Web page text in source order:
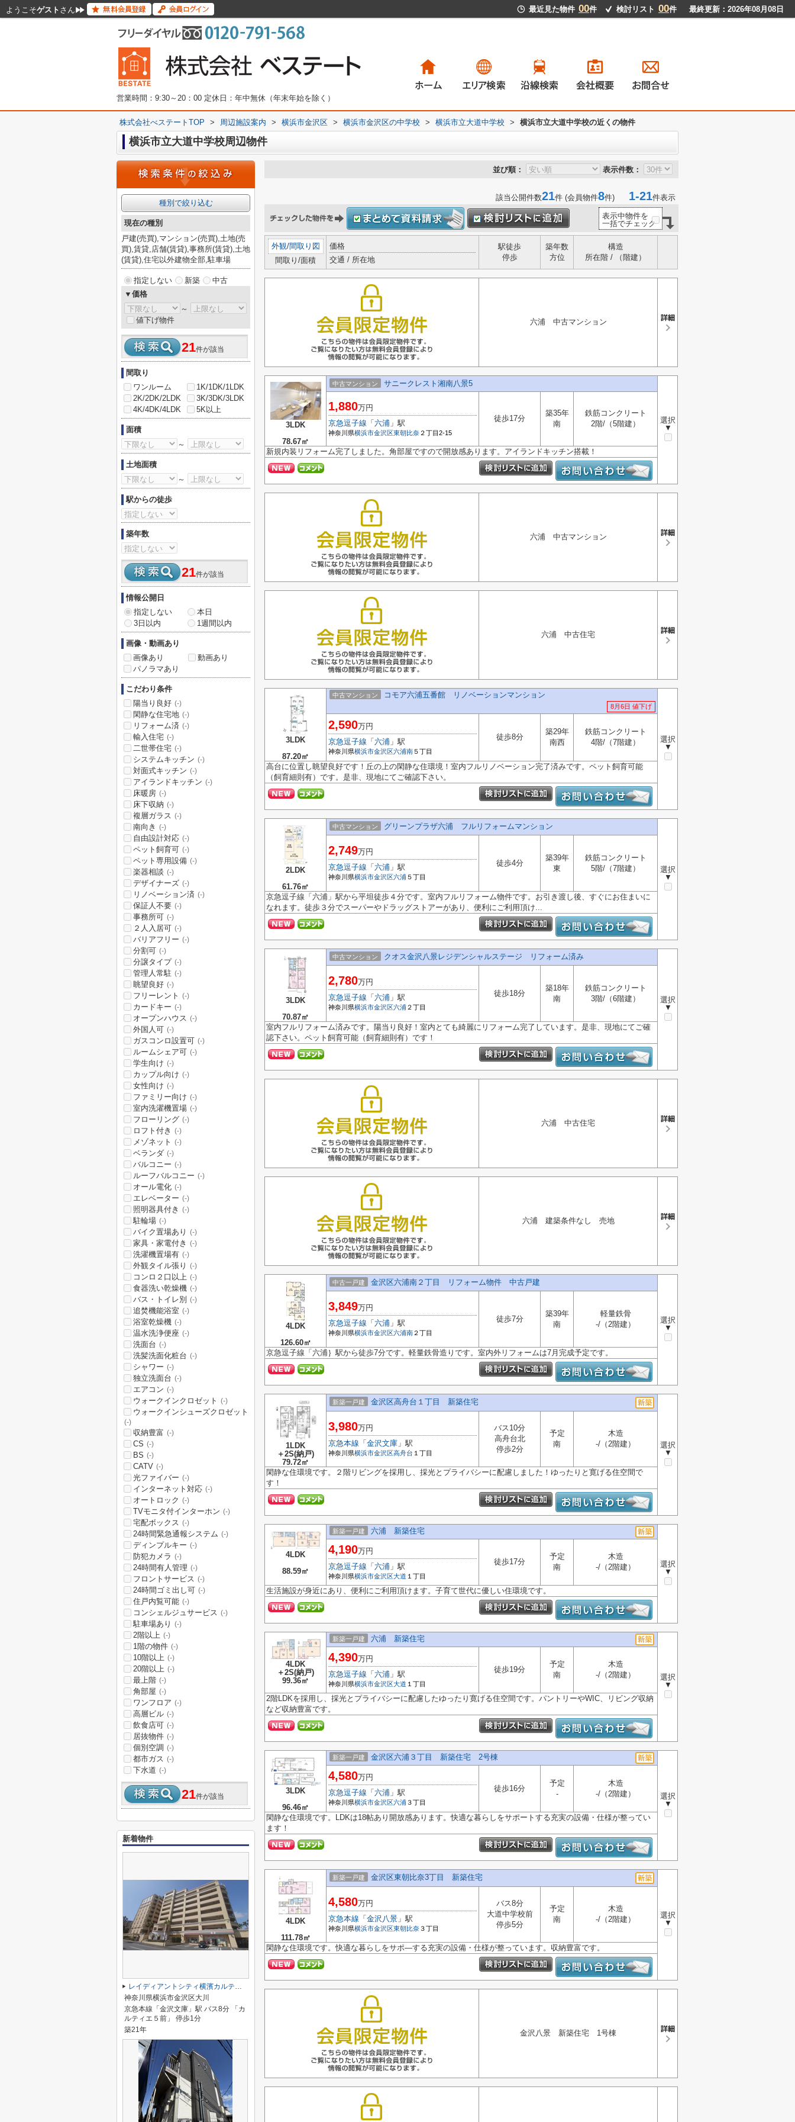
ようこそゲスト さん 最近見た物件 00件 検討リスト 00件 最終更新：2026年08月08日
一戸建て
マンション
土地
賃貸物件 一戸建て
マンション
土地
賃貸物件
営業時間：9:30～20：00 定休日：年中無休（年末年始を除く）
株式会社べステートTOP > 周辺施設案内 > 横浜市金沢区 > 横浜市金沢区の中学校 > 横浜市立大道中学校 > 横浜市立大道中学校の近くの物件
横浜市立大道中学校周辺物件
並び順： 表示件数：
該当公開件数21件 (会員物件8件) 1-21件表示
表示中物件を
一括でチェック
外観/間取り図
間取り/面積
価格
交通 / 所在地
駅徒歩
停歩
築年数
方位
構造
所在階 / （階建）
六浦 中古マンション
3LDK
78.67㎡
中古マンション サニークレスト湘南八景5
選択
▼
1,880万円
京急逗子線 「 六浦 」駅
神奈川県横浜市金沢区東朝比奈 ２丁目2-15
徒歩17分
築35年
南
鉄筋コンクリート
2階/（5階建）
新規内装リフォーム完了しました。角部屋ですので開放感あります。アイランドキッチン搭載！
六浦 中古マンション
六浦 中古住宅
3LDK
87.20㎡
中古マンション コモア六浦五番館 リノベーションマンション
8月6日 値下げ
選択
▼
2,590万円
京急逗子線 「 六浦 」駅
神奈川県横浜市金沢区六浦南 ５丁目
徒歩8分
築29年
南西
鉄筋コンクリート
4階/（7階建）
高台に位置し眺望良好です！丘の上の閑静な住環境！室内フルリノベーション完了済みです。ペット飼育可能
（飼育細則有）です。是非、現地にてご確認下さい。
2LDK
61.76㎡
中古マンション グリーンプラザ六浦 フルリフォームマンション
選択
▼
2,749万円
京急逗子線 「 六浦 」駅
神奈川県横浜市金沢区六浦 ５丁目
徒歩4分
築39年
東
鉄筋コンクリート
5階/（7階建）
京急逗子線「六浦」駅から平坦徒歩４分です。室内フルリフォーム物件です。お引き渡し後、すぐにお住まいに
なれます。徒歩３分でスーパーやドラッグストアーがあり、便利にご利用頂け...
3LDK
70.87㎡
中古マンション クオス金沢八景レジデンシャルステージ リフォーム済み
選択
▼
2,780万円
京急逗子線 「 六浦 」駅
神奈川県横浜市金沢区六浦 ２丁目
徒歩18分
築18年
南
鉄筋コンクリート
3階/（6階建）
室内フルリフォーム済みです。陽当り良好！室内とても綺麗にリフォーム完了しています。是非、現地にてご確
認下さい。ペット飼育可能（飼育細則有）です！
六浦 中古住宅
六浦 建築条件なし 売地
4LDK
126.60㎡
中古一戸建 金沢区六浦南２丁目 リフォーム物件 中古戸建
選択
▼
3,849万円
京急逗子線 「 六浦 」駅
神奈川県横浜市金沢区六浦南 ２丁目
徒歩7分
築39年
南
軽量鉄骨
-/（2階建）
京急逗子線「六浦｝駅から徒歩7分です。軽量鉄骨造りです。室内外リフォームは7月完成予定です。
1LDK
＋2S(納戸)
79.72㎡
新築一戸建 金沢区高舟台１丁目 新築住宅
選択
▼
3,980万円
京急本線 「 金沢文庫 」駅
神奈川県横浜市金沢区高舟台 １丁目
バス10分
高舟台北
停歩2分
予定
南
木造
-/（2階建）
閑静な住環境です。２階リビングを採用し、採光とプライバシーに配慮しました！ゆったりと寛げる住空間で
す！
4LDK
88.59㎡
新築一戸建 六浦 新築住宅
選択
▼
4,190万円
京急逗子線 「 六浦 」駅
神奈川県横浜市金沢区大道 １丁目
徒歩17分
予定
南
木造
-/（2階建）
生活施設が身近にあり、便利にご利用頂けます。子育て世代に優しい住環境です。
4LDK
＋2S(納戸)
99.36㎡
新築一戸建 六浦 新築住宅
選択
▼
4,390万円
京急逗子線 「 六浦 」駅
神奈川県横浜市金沢区大道 １丁目
徒歩19分
予定
南
木造
-/（2階建）
2階LDKを採用し、採光とプライバシーに配慮したゆったり寛げる住空間です。パントリーやWIC、リビング収納
など収納豊富です。
3LDK
96.46㎡
新築一戸建 金沢区六浦３丁目 新築住宅 2号棟
選択
▼
4,580万円
京急逗子線 「 六浦 」駅
神奈川県横浜市金沢区六浦３丁目
徒歩16分
予定
-
木造
-/（2階建）
閑静な住環境です。LDKは18帖あり開放感あります。快適な暮らしをサポートする充実の設備・仕様が整ってい
ます！
4LDK
111.78㎡
新築一戸建 金沢区東朝比奈3丁目 新築住宅
選択
▼
4,580万円
京急本線 「 金沢八景 」駅
神奈川県横浜市金沢区東朝比奈３丁目
バス8分
大道中学校前
停歩5分
予定
南
木造
-/（2階建）
閑静な住環境です。快適な暮らしをサポ―する充実の設備・仕様が整っています。収納豊富です。
金沢八景 新築住宅 1号棟
種別で絞り込む
現在の種別
戸建(売買),マンション(売買),土地(売
買),賃貸,店舗(賃貸),事務所(賃貸),土地
(賃貸),住宅以外建物全部,駐車場
指定しない 新築
中古
▼価格
～
値下げ物件
21件が該当
間取り
ワンルーム
1K/1DK/1LDK
2K/2DK/2LDK
3K/3DK/3LDK
4K/4DK/4LDK
5K以上
面積
～
土地面積
～
駅からの徒歩
築年数
21件が該当
情報公開日
指定しない
本日
3日以内
1週間以内
画像・動画あり
画像あり
動画あり
パノラマあり
こだわり条件
陽当り良好 (-)
閑静な住宅地 (-)
リフォーム済 (-)
輸入住宅 (-)
二世帯住宅 (-)
システムキッチン (-)
対面式キッチン (-)
アイランドキッチン (-)
床暖房 (-)
床下収納 (-)
複層ガラス (-)
南向き (-)
自由設計対応 (-)
ペット飼育可 (-)
ペット専用設備 (-)
楽器相談 (-)
デザイナーズ (-)
リノベーション済 (-)
保証人不要 (-)
事務所可 (-)
２人入居可 (-)
バリアフリー (-)
分割可 (-)
分譲タイプ (-)
管理人常駐 (-)
眺望良好 (-)
フリーレント (-)
カードキー (-)
オープンハウス (-)
外国人可 (-)
ガスコンロ設置可 (-)
ルームシェア可 (-)
学生向け (-)
カップル向け (-)
女性向け (-)
ファミリー向け (-)
室内洗濯機置場 (-)
フローリング (-)
ロフト付き (-)
メゾネット (-)
ベランダ (-)
バルコニー (-)
ルーフバルコニー (-)
オール電化 (-)
エレベーター (-)
照明器具付き (-)
駐輪場 (-)
バイク置場あり (-)
家具・家電付き (-)
洗濯機置場有 (-)
外観タイル張り (-)
コンロ２口以上 (-)
食器洗い乾燥機 (-)
バス・トイレ別 (-)
追焚機能浴室 (-)
浴室乾燥機 (-)
温水洗浄便座 (-)
洗面台 (-)
洗髪洗面化粧台 (-)
シャワー (-)
独立洗面台 (-)
エアコン (-)
ウォークインクロゼット (-)
ウォークインシューズクロゼット
(-)
収納豊富 (-)
CS (-)
BS (-)
CATV (-)
光ファイバー (-)
インターネット対応 (-)
オートロック (-)
TVモニタ付インターホン (-)
宅配ボックス (-)
24時間緊急通報システム (-)
ディンプルキー (-)
防犯カメラ (-)
24時間有人管理 (-)
フロントサービス (-)
24時間ゴミ出し可 (-)
住戸内覧可能 (-)
コンシェルジュサービス (-)
駐車場あり (-)
2階以上 (-)
1階の物件 (-)
10階以上 (-)
20階以上 (-)
最上階 (-)
角部屋 (-)
ワンフロア (-)
高層ビル (-)
飲食店可 (-)
居抜物件 (-)
個別空調 (-)
都市ガス (-)
下水道 (-)
21件が該当
新着物件
レイディアントシティ横濱カルティエ5
神奈川県横浜市金沢区大川
京急本線「金沢文庫」駅 バス8分 「カ
ルティエ５前」 停歩1分
築21年